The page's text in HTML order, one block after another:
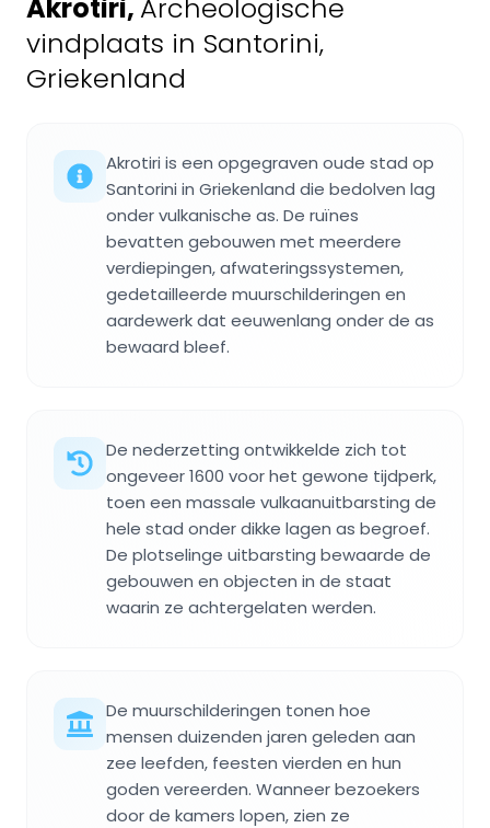
Akrotiri, Archeologische
vindplaats in Santorini,
Griekenland
Akrotiri is een opgegraven oude stad op
Santorini in Griekenland die bedolven lag
onder vulkanische as. De ruïnes
bevatten gebouwen met meerdere
verdiepingen, afwateringssystemen,
gedetailleerde muurschilderingen en
aardewerk dat eeuwenlang onder de as
bewaard bleef.
De nederzetting ontwikkelde zich tot
ongeveer 1600 voor het gewone tijdperk,
toen een massale vulkaanuitbarsting de
hele stad onder dikke lagen as begroef.
De plotselinge uitbarsting bewaarde de
gebouwen en objecten in de staat
waarin ze achtergelaten werden.
De muurschilderingen tonen hoe
mensen duizenden jaren geleden aan
zee leefden, feesten vierden en hun
goden vereerden. Wanneer bezoekers
door de kamers lopen, zien ze